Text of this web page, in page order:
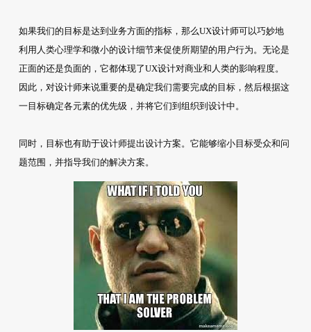
如果我们的目标是达到业务方面的指标，那么UX设计师可以巧妙地
利用人类心理学和微小的设计细节来促使所期望的用户行为。无论是
正面的还是负面的，它都体现了UX设计对商业和人类的影响程度。
因此，对设计师来说重要的是确定我们需要完成的目标，然后根据这
一目标确定各元素的优先级，并将它们到组织到设计中。
同时，目标也有助于设计师提出设计方案。它能够缩小目标受众和问
题范围，并指导我们的解决方案。